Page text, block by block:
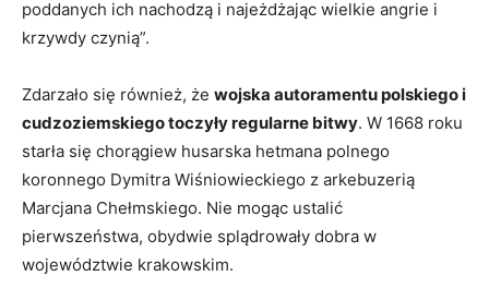
poddanych ich nachodzą i najeżdżając wielkie angrie i
krzywdy czynią”.
Zdarzało się również, że wojska autoramentu polskiego i
cudzoziemskiego toczyły regularne bitwy. W 1668 roku
starła się chorągiew husarska hetmana polnego
koronnego Dymitra Wiśniowieckiego z arkebuzerią
Marcjana Chełmskiego. Nie mogąc ustalić
pierwszeństwa, obydwie splądrowały dobra w
województwie krakowskim.